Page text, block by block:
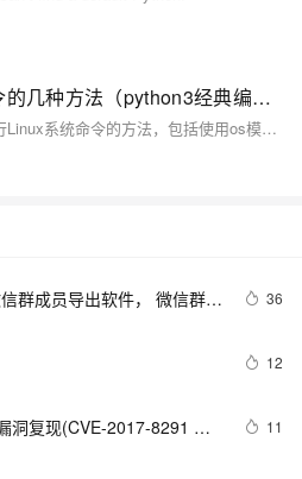
python执行linux系统命令的几种方法（python3经典编程案例）
文章介绍了多种使用Python执行Linux系统命令的方法，包括使用os模块的不同函数以及subprocess模块来调用shell命令并处理其输出。
群成员导出软件， 微信群管
36
12
洞复现(CVE-2017-8291
11